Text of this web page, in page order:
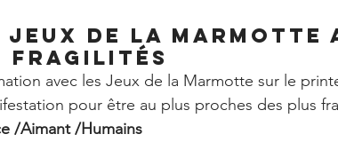
jeux de la marmotte
fragilités
avec les Jeux de la Marmotte sur le
pour être au plus proches des plus
/Aimant /Humains